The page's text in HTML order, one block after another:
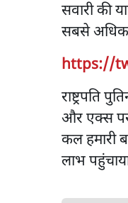
सवारी की
सबसे अधिक
https://
राष्ट्रपति
और एक्स पर
कल हमारी
लाभ